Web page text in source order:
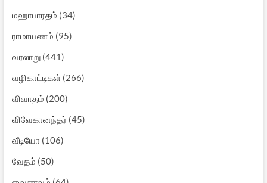
மஹாபாரதம் (34)
ராமாயணம் (95)
வரலாறு(441)
வழிகாட்டிகள்(266)
விவாதம் (200)
விவேகானந்தர் (45)
வீடியோ (106)
வேதம் (50)